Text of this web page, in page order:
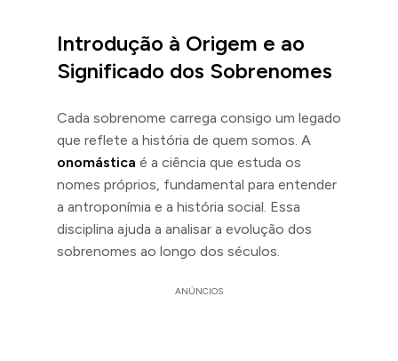
Introdução à Origem e ao
Significado dos Sobrenomes
Cada sobrenome carrega consigo um legado
que reflete a história de quem somos. A
onomástica é a ciência que estuda os
nomes próprios, fundamental para entender
a antroponímia e a história social. Essa
disciplina ajuda a analisar a evolução dos
sobrenomes ao longo dos séculos.
ANÚNCIOS